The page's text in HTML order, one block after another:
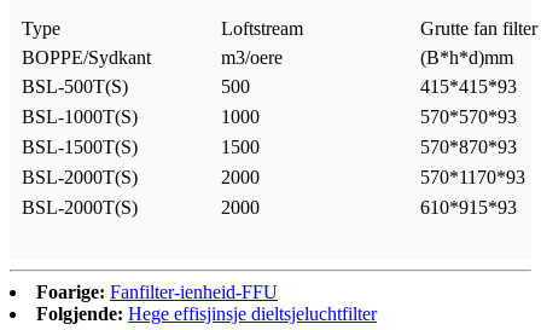
Type Loftstream
Grutte fan filter
BOPPE/Sydkant
m3/oere
(B*h*d)mm
BSL-500T(S)
500
415*415*93
BSL-1000T(S)
1000
570*570*93
BSL-1500T(S)
1500
570*870*93
BSL-2000T(S)
2000
570*1170*93
BSL-2000T(S)
2000 610*915*93
Foarige: Fanfilter-ienheid-FFU
Folgjende: Hege effisjinsje dieltsjeluchtfilter